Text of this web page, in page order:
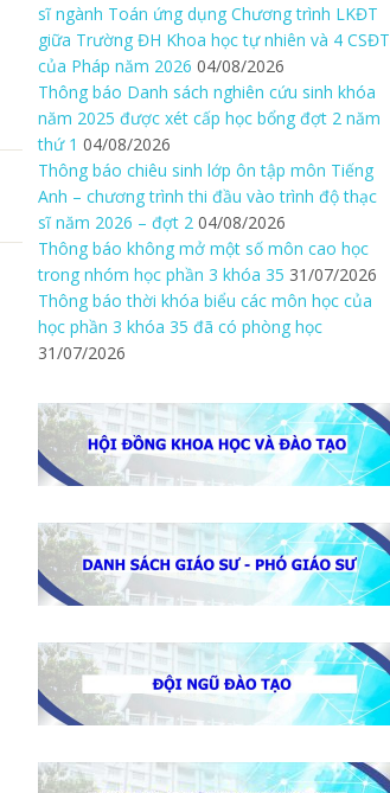
sĩ ngành Toán ứng dụng Chương trình LKĐT
giữa Trường ĐH Khoa học tự nhiên và 4 CSĐT
của Pháp năm 2026 04/08/2026
Thông báo Danh sách nghiên cứu sinh khóa
năm 2025 được xét cấp học bổng đợt 2 năm
thứ 1 04/08/2026
Thông báo chiêu sinh lớp ôn tập môn Tiếng
Anh – chương trình thi đầu vào trình độ thạc
sĩ năm 2026 – đợt 2 04/08/2026
Thông báo không mở một số môn cao học
trong nhóm học phần 3 khóa 35 31/07/2026
Thông báo thời khóa biểu các môn học của
học phần 3 khóa 35 đã có phòng học
31/07/2026